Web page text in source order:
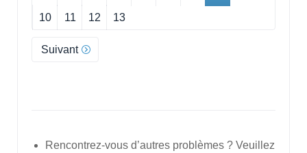
10 11 12 13
Suivant
Rencontrez-vous d’autres problèmes ? Veuillez